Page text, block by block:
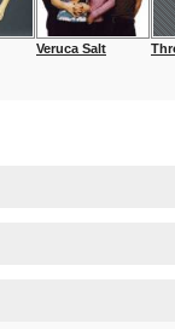
Veruca Salt